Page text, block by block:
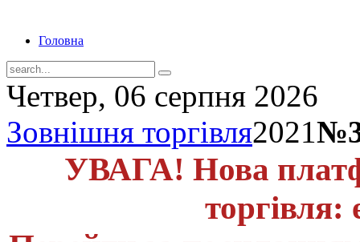
Головна
Четвер, 06 серпня 2026
Зовнішня торгівля2021
УВАГА! Нова